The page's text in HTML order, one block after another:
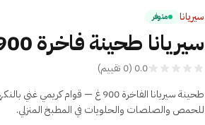
سيريانا متوفر
سيريانا طحينة فاخرة 900 جرام
0.0
(
0 تقييم)
طحينة سيريانا الفاخرة 900 غ — قوام كريمي
للحمص والصلصات والحلويات في المطبخ المنزلي.